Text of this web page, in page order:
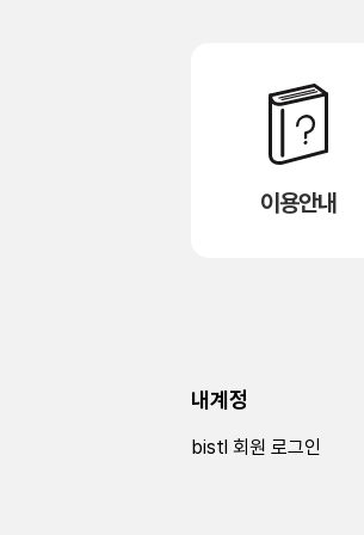
이용안내
내계정
bistl 회원 로그인